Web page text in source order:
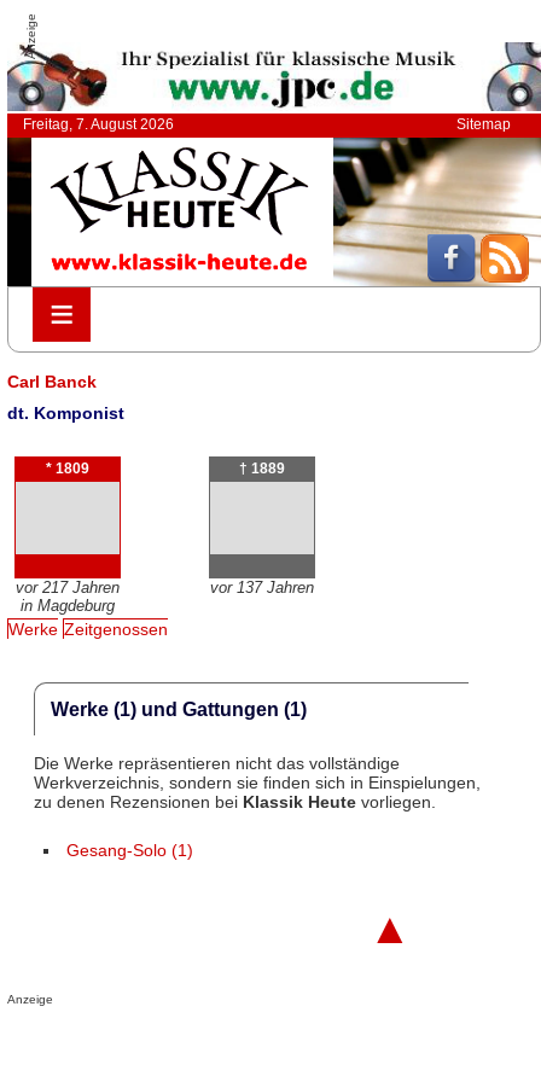
Anzeige
Freitag, 7. August 2026 Sitemap
≡
≡
Carl Banck
dt. Komponist
* 1809
vor 217 Jahren
in Magdeburg
† 1889
vor 137 Jahren
Werke Zeitgenossen
Werke (1) und Gattungen (1)
Die Werke repräsentieren nicht das vollständige
Werkverzeichnis, sondern sie finden sich in Einspielungen,
zu denen Rezensionen bei Klassik Heutevorliegen.
Gesang-Solo (1)
▲
Anzeige